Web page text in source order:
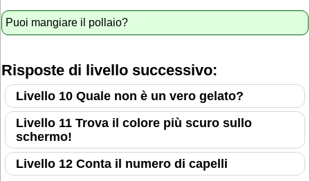
Puoi mangiare il pollaio?
Risposte di livello successivo:
Livello 10 Quale non è un vero gelato?
Livello 11 Trova il colore più scuro sullo
schermo!
Livello 12 Conta il numero di capelli